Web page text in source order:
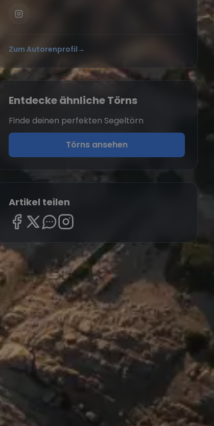
Zum Autorenprofil →
Entdecke ähnliche Törns
Finde deinen perfekten Segeltörn
Törns ansehen
Artikel teilen